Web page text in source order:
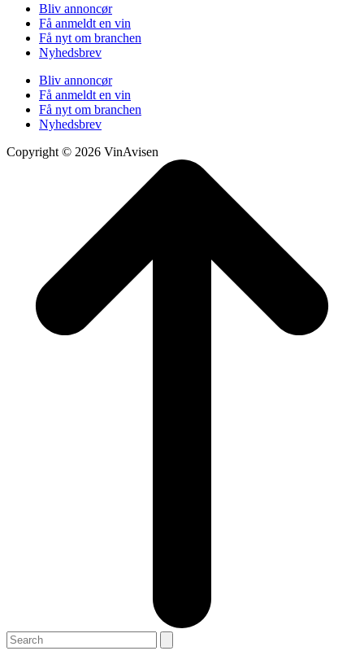
Bliv annoncør
Få anmeldt en vin
Få nyt om branchen
Nyhedsbrev
Bliv annoncør
Få anmeldt en vin
Få nyt om branchen
Nyhedsbrev
Copyright © 2026 VinAvisen